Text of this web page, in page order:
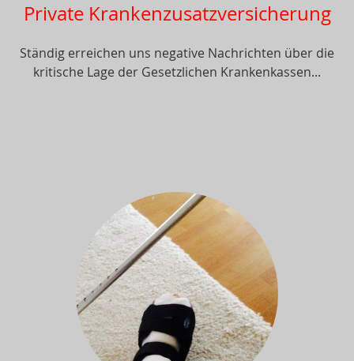
Private Krankenzusatzversicherung
Ständig erreichen uns negative Nachrichten über die
kritische Lage der Gesetzlichen Krankenkassen...